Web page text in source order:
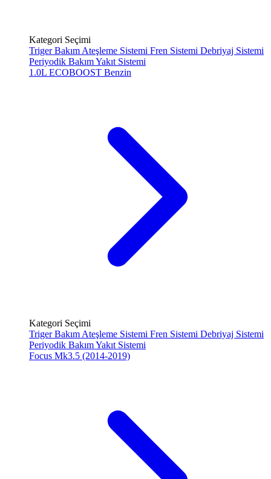
Kategori Seçimi
Triger Bakım Ateşleme Sistemi Fren Sistemi Debriyaj Sistemi
Periyodik BakımYakıt Sistemi
1.0L ECOBOOST Benzin
Kategori Seçimi
Triger Bakım Ateşleme Sistemi Fren Sistemi Debriyaj Sistemi
Periyodik BakımYakıt Sistemi
Focus Mk3.5 (2014-2019)